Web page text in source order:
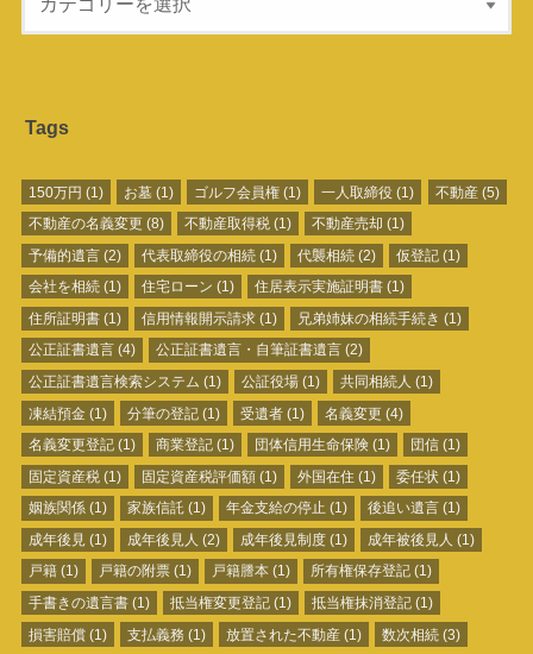
Tags
150万円 (1) お墓 (1) ゴルフ会員権 (1) 一人取締役 (1) 不動産(5)
不動産の名義変更 (8) 不動産取得税 (1) 不動産売却 (1)
予備的遺言(2) 代表取締役の相続 (1) 代襲相続 (2) 仮登記 (1)
会社を相続(1) 住宅ローン (1) 住居表示実施証明書 (1)
住所証明書(1) 信用情報開示請求 (1) 兄弟姉妹の相続手続き (1)
公正証書遺言(4) 公正証書遺言・自筆証書遺言 (2)
公正証書遺言検索システム (1) 公証役場 (1) 共同相続人 (1)
凍結預金(1) 分筆の登記 (1) 受遺者 (1) 名義変更 (4)
名義変更登記(1) 商業登記 (1) 団体信用生命保険 (1) 団信 (1)
固定資産税 (1) 固定資産税評価額 (1) 外国在住 (1) 委任状 (1)
姻族関係(1) 家族信託 (1) 年金支給の停止 (1) 後追い遺言 (1)
成年後見(1) 成年後見人 (2) 成年後見制度 (1) 成年被後見人 (1)
戸籍(1) 戸籍の附票 (1) 戸籍謄本 (1) 所有権保存登記 (1)
手書きの遺言書(1) 抵当権変更登記 (1) 抵当権抹消登記 (1)
損害賠償(1) 支払義務 (1) 放置された不動産 (1) 数次相続 (3)